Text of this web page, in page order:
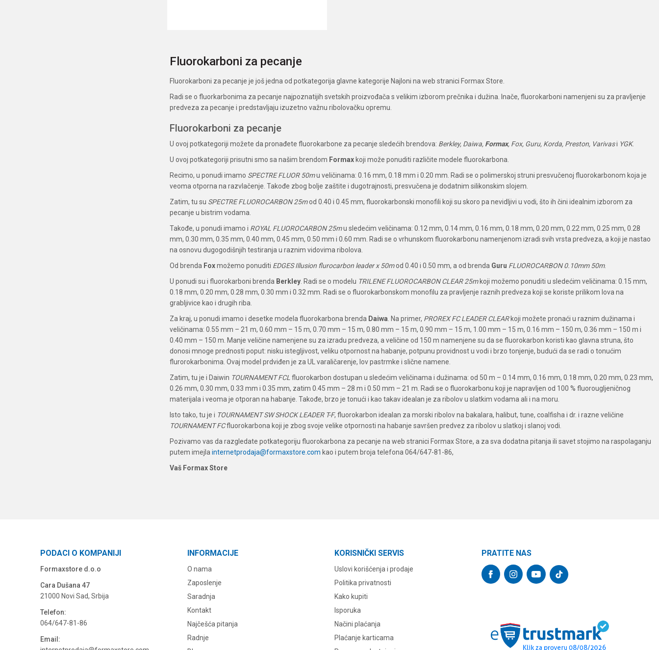
Fluorokarboni za pecanje
Fluorokarboni za pecanje je još jedna od potkategorija glavne kategorije Najloni na web stranici Formax Store.
Radi se o fluorkarbonima za pecanje najpoznatijih svetskih proizvođača s velikim izborom prečnika i dužina. Inače, fluorokarboni namenjeni su za pravljenje
predveza za pecanje i predstavljaju izuzetno važnu ribolovačku opremu.
Fluorokarboni za pecanje
U ovoj potkategoriji možete da pronađete fluorokarbone za pecanje sledećih brendova: Berkley, Daiwa, Formax, Fox, Guru, Korda, Preston, Varivasi YGK.
U ovoj potkategoriji prisutni smo sa našim brendom Formax koji može ponuditi različite modele fluorokarbona.
Recimo, u ponudi imamo SPECTRE FLUOR 50mu veličinama: 0.16 mm, 0.18 mm i 0.20 mm. Radi se o polimerskoj struni presvučenoj fluorokarbonom koja je
veoma otporna na razvlačenje. Takođe zbog bolje zaštite i dugotrajnosti, presvučena je dodatnim silikonskim slojem.
Zatim, tu su SPECTRE FLUOROCARBON 25mod 0.40 i 0.45 mm, fluorokarbonski monofili koji su skoro pa nevidljivi u vodi, što ih čini idealnim izborom za
pecanje u bistrim vodama.
Takođe, u ponudi imamo i ROYAL FLUOROCARBON 25mu sledećim veličinama: 0.12 mm, 0.14 mm, 0.16 mm, 0.18 mm, 0.20 mm, 0.22 mm, 0.25 mm, 0.28
mm, 0.30 mm, 0.35 mm, 0.40 mm, 0.45 mm, 0.50 mm i 0.60 mm. Radi se o vrhunskom fluorokarbonu namenjenom izradi svih vrsta predveza, a koji je nastao
na osnovu dugogodišnjih testiranja u raznim vidovima ribolova.
Od brenda Foxmožemo ponuditi EDGES Illusion flurocarbon leader x 50mod 0.40 i 0.50 mm, a od brenda Guru FLUOROCARBON 0.10mm 50m.
U ponudi su i fluorokarboni brenda Berkley . Radi se o modelu TRILENE FLUOROCARBON CLEAR 25mkoji možemo ponuditi u sledećim veličinama: 0.15 mm,
0.18 mm, 0.20 mm, 0.28 mm, 0.30 mm i 0.32 mm. Radi se o fluorokarbonskom monofilu za pravljenje raznih predveza koji se koriste prilikom lova na
grabljivice kao i drugih riba.
Za kraj, u ponudi imamo i desetke modela fluorokarbona brenda Daiwa . Na primer, PROREX FC LEADER CLEARkoji možete pronaći u raznim dužinama i
veličinama: 0.55 mm – 21 m, 0.60 mm – 15 m, 0.70 mm – 15 m, 0.80 mm – 15 m, 0.90 mm – 15 m, 1.00 mm – 15 m, 0.16 mm – 150 m, 0.36 mm – 150 m i
0.40 mm – 150 m. Manje veličine namenjene su za izradu predveza, a veličine od 150 m namenjene su da se fluorokarbon koristi kao glavna struna, što
donosi mnoge prednosti poput: nisku istegljivost, veliku otpornost na habanje, potpunu providnost u vodi i brzo tonjenje, budući da se radi o tonućim
flurorokarbonima. Ovaj model prdviđen je za UL varaličarenje, lov pastrmke i slične namene.
Zatim, tu je i Daiwin TOURNAMENT FCL fluorokarbon dostupan u sledećim veličinama i dužinama: od 50 m – 0.14 mm, 0.16 mm, 0.18 mm, 0.20 mm, 0.23 mm,
0.26 mm, 0.30 mm, 0.33 mm i 0.35 mm, zatim 0.45 mm – 28 m i 0.50 mm – 21 m. Radi se o fluorokarbonu koji je napravljen od 100 % fluorougljeničnog
materijala i veoma je otporan na habanje. Takođe, brzo je tonući i kao takav idealan je za ribolov u slatkim vodama ali i na moru.
Isto tako, tu je i TOURNAMENT SW SHOCK LEADER T-F, fluorokarbon idealan za morski ribolov na bakalara, halibut, tune, coalfisha i dr. i razne veličine
TOURNAMENT FCfluorokarbona koji je zbog svoje velike otpornosti na habanje savršen predvez za ribolov u slatkoj i slanoj vodi.
Pozivamo vas da razgledate potkategoriju fluorokarbona za pecanje na web stranici Formax Store, a za sva dodatna pitanja ili savet stojimo na raspolaganju
putem imejla internetprodaja@formaxstore.com kao i putem broja telefona 064/647-81-86,
Vaš Formax Store
PODACI O KOMPANIJI
Formaxstore d.o.o
Cara Dušana 47
21000 Novi Sad, Srbija
Telefon:
064/647-81-86
Email:
INFORMACIJE
O nama
Zaposlenje
Saradnja
Kontakt
Najčešća pitanja
Radnje
KORISNIČKI SERVIS
Uslovi korišćenja i prodaje
Politika privatnosti
Kako kupiti
Isporuka
Načini plaćanja
Plaćanje karticama
PRATITE NAS